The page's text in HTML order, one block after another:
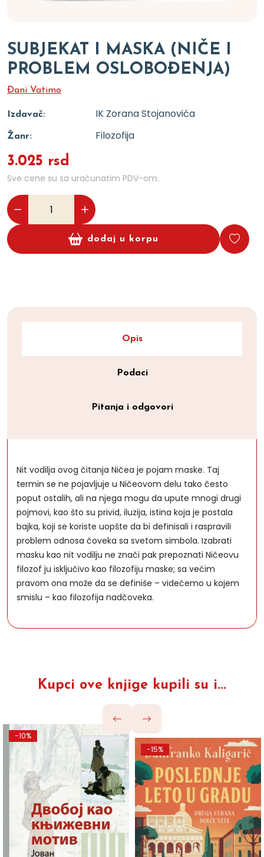
SUBJEKAT I MASKA (NIČE I
PROBLEM OSLOBOĐENJA)
Đani Vatimo
Izdavač: IK Zorana Stojanovića
Žanr: Filozofija
3.025 rsd
Sve cene su sa uračunatim PDV-om.
dodaj u korpu
Opis
Podaci
Pitanja i odgovori
Nit vodilja ovog čitanja Ničea je pojam maske. Taj
termin se ne pojavljuje u Ničeovom delu tako često
poput ostalih, ali na njega mogu da upute mnogi drugi
pojmovi, kao što su privid, iluzija, istina koja je postala
bajka, koji se koriste uopšte da bi definisali i raspravili
problem odnosa čoveka sa svetom simbola. Izabrati
masku kao nit vodilju ne znači pak prepoznati Ničeovu
filozof ju isključivo kao filozofiju maske; sa većim
pravom ona može da se definiše – videćemo u kojem
smislu – kao filozofija nadčoveka.
Kupci ove knjige kupili su i...
-10%
-15%